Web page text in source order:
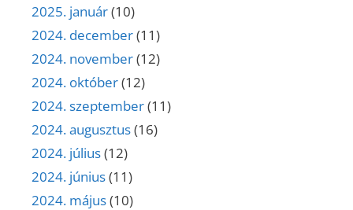
2025. január(10)
2024. december(11)
2024. november(12)
2024. október(12)
2024. szeptember(11)
2024. augusztus(16)
2024. július(12)
2024. június(11)
2024. május(10)